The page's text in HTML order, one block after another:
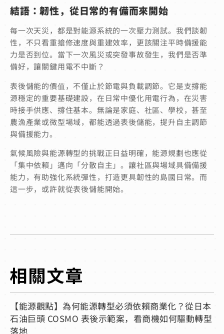
結語：韌性，從日常的有備而來開始
每一次天災，都是對能源系統的一次壓力測試。我們談韌
性，不只看重搶修速度與重建效率，更該關注平時備援能
力是否到位。當下一次風災或突發事故發生，我們是否準
備好，讓關鍵用電不中斷？
表後儲能的價值，不僅止於節電與負載調節。它是支撐能
源穩定的重要基礎建設，在日常中優化用電行為，在災害
時接手供應、撐住基本。無論是家庭、社區、學校，甚至
農漁產業或微型場域，都能透過表後儲能，提升自主調節
與備援能力。
氣候風險與能源轉型的挑戰正日益明確，能源規劃也應從
「集中依賴」邁向「分散自主」。讓社區與場域具備備援
能力，有助強化系統彈性，打造更具韌性的島國日常。而
這一步，或許就從表後儲能開始。
【能源觀點】為何能源轉型必須依賴商業化？從日本
石油巨頭 COSMO 表後示範案，看商機如何驅動轉型
落地